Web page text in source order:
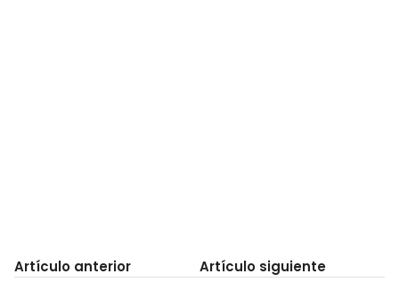
Artículo anterior Artículo siguiente